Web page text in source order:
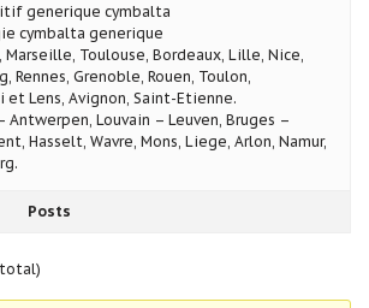
generique cymbalta
cymbalta generique
Marseille, Toulouse, Bordeaux, Lille, Nice,
Rennes, Grenoble, Rouen, Toulon,
Lens, Avignon, Saint-Etienne.
Antwerpen, Louvain – Leuven, Bruges –
Hasselt, Wavre, Mons, Liege, Arlon, Namur,
Posts